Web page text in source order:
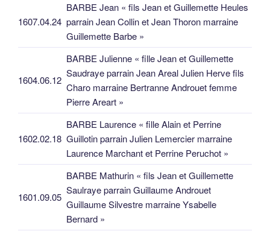
1607.04.24
BARBE Jean « fils Jean et Guillemette Heules
parrain Jean Collin et Jean Thoron marraine
Guillemette Barbe »
1604.06.12
BARBE Julienne « fille Jean et Guillemette
Saudraye parrain Jean Areal Julien Herve fils
Charo marraine Bertranne Androuet femme
Pierre Areart »
1602.02.18
BARBE Laurence « fille Alain et Perrine
Guillotin parrain Julien Lemercier marraine
Laurence Marchant et Perrine Peruchot »
1601.09.05
BARBE Mathurin « fils Jean et Guillemette
Saulraye parrain Guillaume Androuet
Guillaume Silvestre marraine Ysabelle
Bernard »